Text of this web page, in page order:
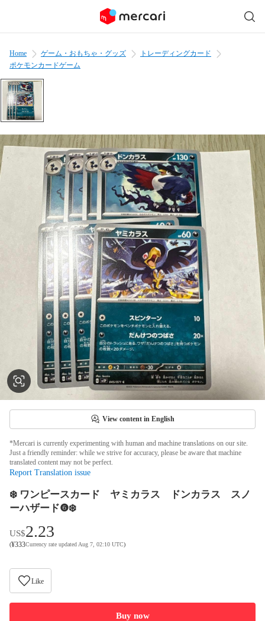
Home ゲーム・おもちゃ・グッズ
トレーディングカード
ポケモンカードゲーム
View content in English
*Mercari is currently experimenting with human and machine translations on our site.
Just a friendly reminder: while we strive for accuracy, please be aware that machine
translated content may not be perfect.
Report Translation issue
❄️ ワンピースカード ヤミカラス ドンカラス スノ
ーハザード❻❄️
US$2.23
(¥333Currency rate updated Aug 7, 02:10 UTC)
Like
Buy now